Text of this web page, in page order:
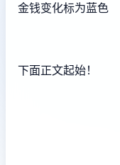
金钱变化标为蓝色
下面正文起始！